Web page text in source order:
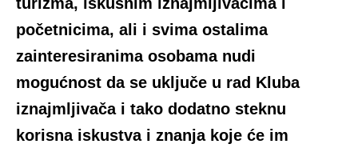
početnicima, ali i svima ostalima
zainteresiranima osobama nudi
mogućnost da se uključe u rad Kluba
iznajmljivača i tako dodatno steknu
korisna iskustva i znanja koje će im